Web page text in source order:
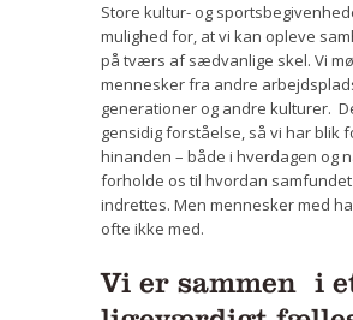
Politikker og vedtægter
Store kultur- og
mulighed for, at vi kan opleve
på tværs af sædvanlige skel. Vi
mennesker fra andre
generationer og andre kulturer.
gensidig forståelse, så vi har blik
hinanden – både i hverdagen og
forholde os til hvordan
indrettes. Men mennesker med
ofte ikke med.
Vi er sammen i